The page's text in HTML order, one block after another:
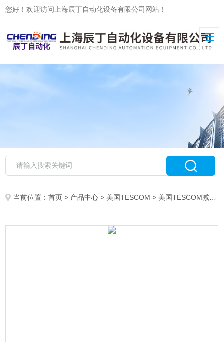
您好！欢迎访问上海辰丁自动化设备有限公司网站！
当前位置：首页 > 产品中心 > 美国TESCOM > 美国TESCOM减压阀